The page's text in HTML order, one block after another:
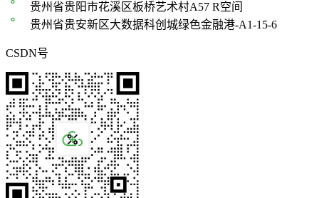
贵州省贵阳市花溪区板桥艺术村A57 R空间
贵州省贵安新区大数据科创城绿色金融港-A1-15-6
CSDN号